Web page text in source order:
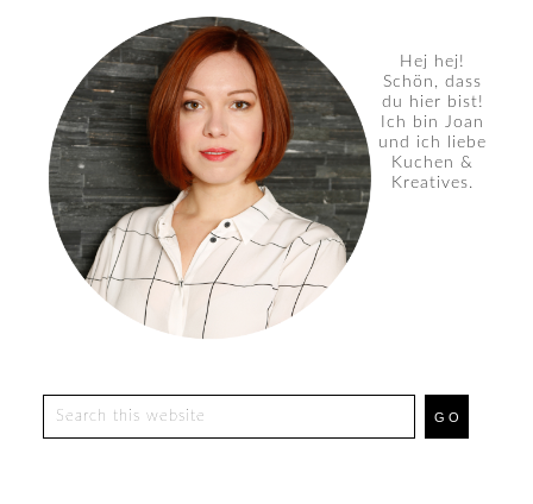
Hej hej!
Schön, dass
du hier bist!
Ich bin Joan
und ich liebe
Kuchen &
Kreatives.